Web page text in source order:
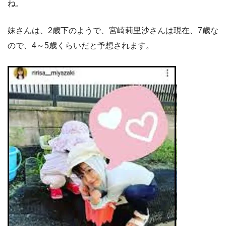
ね。
妹さんは、2歳下のようで、宮崎莉里沙さんは現在、7歳な
ので、4～5歳くらいだと予想されます。